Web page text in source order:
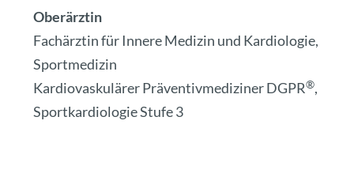
Oberärztin
Fachärztin für Innere Medizin und Kardiologie,
Sportmedizin
Kardiovaskulärer Präventivmediziner DGPR®,
Sportkardiologie Stufe 3